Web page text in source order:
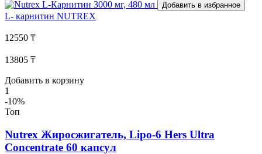
Добавить в избранное
L- карнитин NUTREX
12550 ₸
13805 ₸
Добавить в корзину
1
-10%
Топ
Nutrex Жиросжигатель, Lipo-6 Hers Ultra
Concentrate 60 капсул